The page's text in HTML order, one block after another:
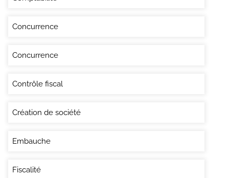
Concurrence
Concurrence
Contrôle fiscal
Création de société
Embauche
Fiscalité